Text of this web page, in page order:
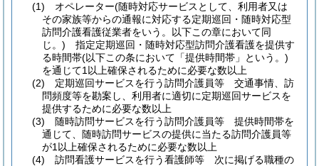
(1)
オペレーター(随時対応サービスとして、利用者又は
その家族等からの通報に対応する定期巡回・随時対応型
訪問介護看護従業者をいう。以下この章において同
じ。) 指定定期巡回・随時対応型訪問介護看護を提供す
る時間帯(以下この条において「提供時間帯」という。)
を通じて1以上確保されるために必要な数以上
(2)
定期巡回サービスを行う訪問介護員等 交通事情、訪
問頻度等を勘案し、利用者に適切に定期巡回サービスを
提供するために必要な数以上
(3)
随時訪問サービスを行う訪問介護員等 提供時間帯を
通じて、随時訪問サービスの提供に当たる訪問介護員等
が1以上確保されるために必要な数以上
(4)
訪問看護サービスを行う看護師等 次に掲げる職種の